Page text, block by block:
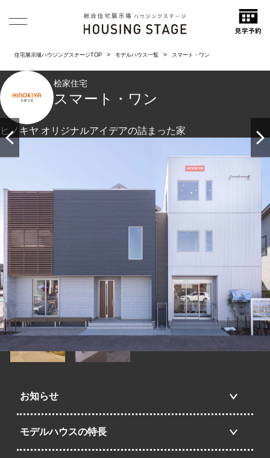
住宅展示場ハウジングステージTOP モデルハウス一覧 スマート・ワン
桧家住宅
スマート・ワン
ヒノキヤ オリジナルアイデアの詰まった家
お知らせ
モデルハウスの特長